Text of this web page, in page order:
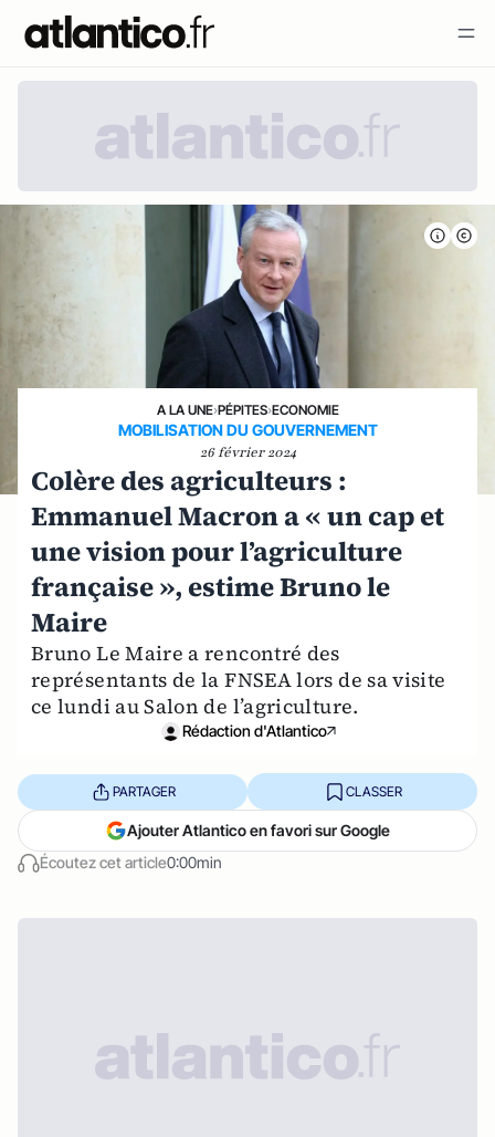
A LA UNE›PÉPITES›ECONOMIE
MOBILISATION DU GOUVERNEMENT
26 février 2024
Colère des agriculteurs :
Emmanuel Macron a « un cap et
une vision pour l’agriculture
française », estime Bruno le
Maire
Bruno Le Maire a rencontré des
représentants de la FNSEA lors de sa visite
ce lundi au Salon de l’agriculture.
Rédaction d'Atlantico
Écoutez cet article0:00min
PARTAGER CLASSER
Ajouter Atlantico en favori sur Google